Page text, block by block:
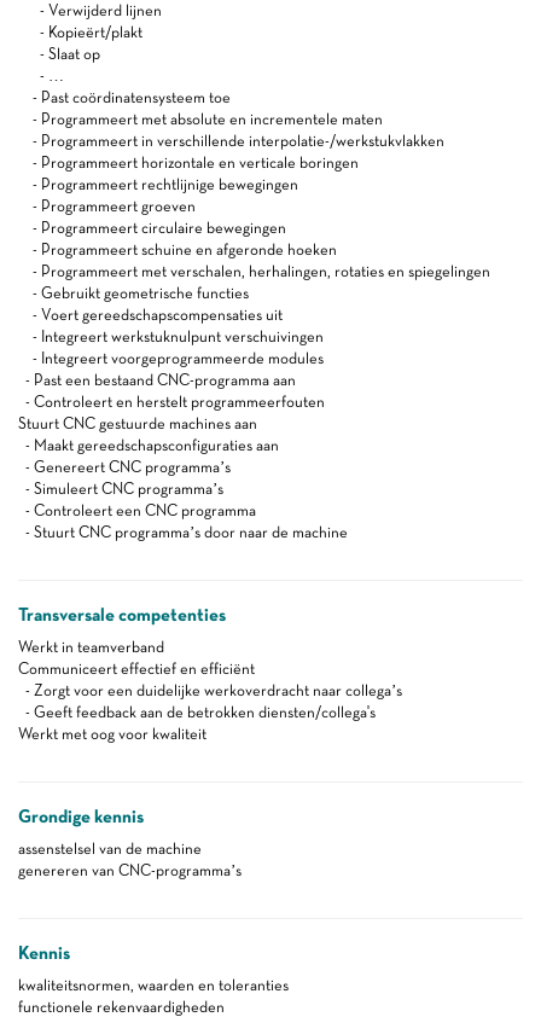
- Verwijderd lijnen
- Kopieërt/plakt
- Slaat op
- …
- Past coördinatensysteem toe
- Programmeert met absolute en incrementele maten
- Programmeert in verschillende interpolatie-/werkstukvlakken
- Programmeert horizontale en verticale boringen
- Programmeert rechtlijnige bewegingen
- Programmeert groeven
- Programmeert circulaire bewegingen
- Programmeert schuine en afgeronde hoeken
- Programmeert met verschalen, herhalingen, rotaties en spiegelingen
- Gebruikt geometrische functies
- Voert gereedschapscompensaties uit
- Integreert werkstuknulpunt verschuivingen
- Integreert voorgeprogrammeerde modules
- Past een bestaand CNC-programma aan
- Controleert en herstelt programmeerfouten
Stuurt CNC gestuurde machines aan
- Maakt gereedschapsconfiguraties aan
- Genereert CNC programma’s
- Simuleert CNC programma’s
- Controleert een CNC programma
- Stuurt CNC programma’s door naar de machine
Transversale competenties
Werkt in teamverband
Communiceert effectief en efficiënt
- Zorgt voor een duidelijke werkoverdracht naar collega’s
- Geeft feedback aan de betrokken diensten/collega's
Werkt met oog voor kwaliteit
Grondige kennis
assenstelsel van de machine
genereren van CNC-programma’s
Kennis
kwaliteitsnormen, waarden en toleranties
functionele rekenvaardigheden